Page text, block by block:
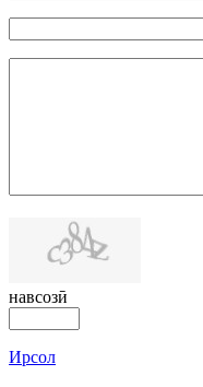
навсозӣ
Ирсол